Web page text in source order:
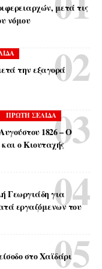
μετά τις
νόμου
την εξαγορά
ΠΡΩΤΗ ΣΕΛΙΔΑ
1826 – Ο
ο Κιουταχής
Γεωργιάδη για
εργαζόμενων του
στο Χαϊδάρι